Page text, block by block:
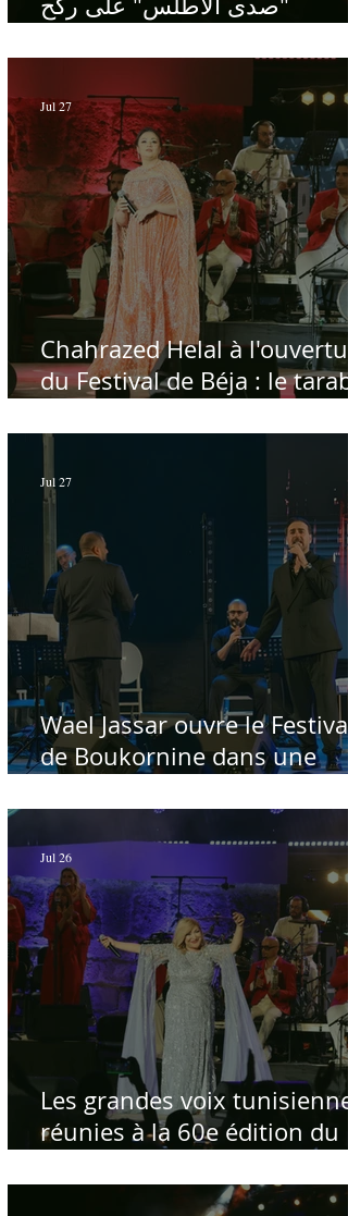
طابعها الخاص
Chahrazed Helal à
du Festival de Béja : le tarab
Jul 27
Wael Jassar ouvre le Festival
de Boukornine dans une
à guichets fermés - Par
Manaï
Jul 27
Les grandes voix
réunies à la 60e édition du
Carthage pour célébrer la
Jul 26